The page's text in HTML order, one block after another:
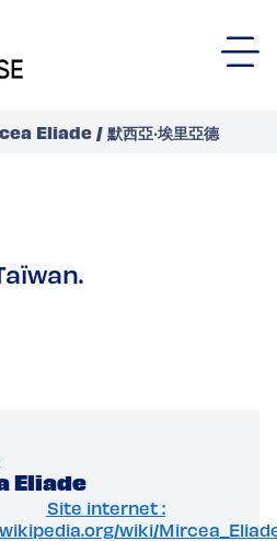
Eliade / 默西亞‧埃里亞德
Eliade
Site internet :
wiki/